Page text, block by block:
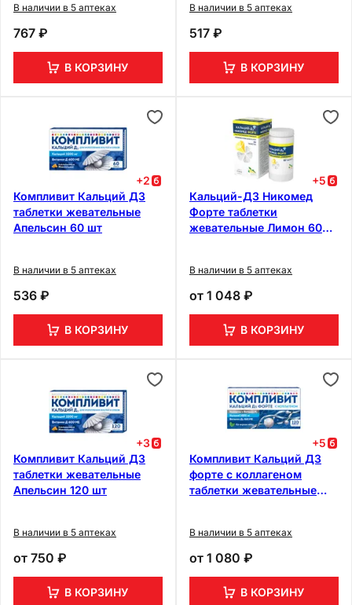
В наличии в 5 аптеках
767 ₽
В КОРЗИНУ
В наличии в 5 аптеках
517 ₽
В КОРЗИНУ
+2
Компливит Кальций Д3
таблетки жевательные
Апельсин 60 шт
В наличии в 5 аптеках
536 ₽
В КОРЗИНУ
+5
Кальций-Д3 Никомед
Форте таблетки
жевательные Лимон 60
В наличии в 5 аптеках
от 1 048 ₽
В КОРЗИНУ
+3
Компливит Кальций Д3
таблетки жевательные
Апельсин 120 шт
В наличии в 5 аптеках
от 750 ₽
В КОРЗИНУ
+5
Компливит Кальций Д3
форте с коллагеном
таблетки жевательные
В наличии в 5 аптеках
от 1 080 ₽
В КОРЗИНУ